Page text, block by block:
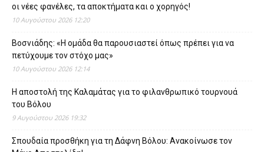
οι νέες φανέλες, τα αποκτήματα και ο χορηγός!
10 Αυγούστου 2026 12:20
Βοσνιάδης: «Η ομάδα θα παρουσιαστεί όπως πρέπει για να
πετύχουμε τον στόχο μας»
10 Αυγούστου 2026 12:14
Η αποστολή της Καλαμάτας για το φιλανθρωπικό τουρνουά
του Βόλου
9 Αυγούστου 2026 19:32
Σπουδαία προσθήκη για τη Δάφνη Βόλου: Ανακοίνωσε τον